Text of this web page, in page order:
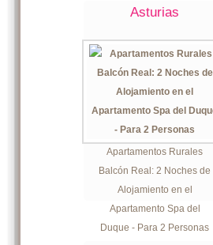
Asturias
Apartamentos Rurales
Balcón Real: 2 Noches de
Alojamiento en el
Apartamento Spa del
Duque - Para 2 Personas